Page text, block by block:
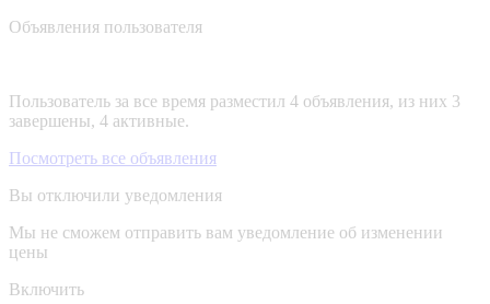
Объявления пользователя
Пользователь за все время разместил 4 объявления, из них 3
завершены, 4 активные.
Посмотреть все объявления
Вы отключили уведомления
Мы не сможем отправить вам уведомление об изменении
цены
Включить